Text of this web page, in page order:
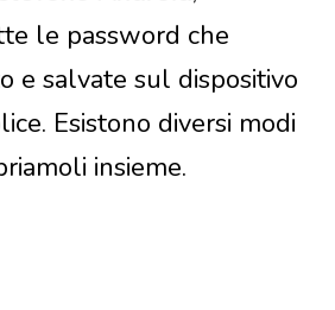
le password che
e salvate sul dispositivo
Esistono diversi modi
insieme.